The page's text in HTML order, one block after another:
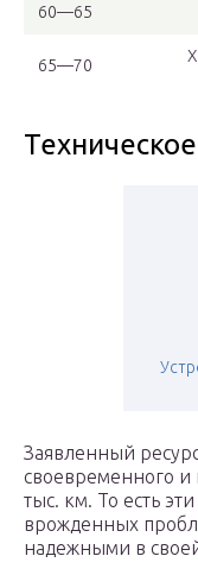
60—65
65—70
Заявленный
своевременного и
тыс. км. То есть
врожденных
надежными в